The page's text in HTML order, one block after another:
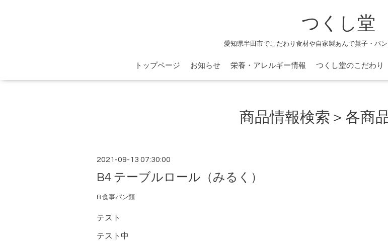
つくし堂
愛知県半田市でこだわり食材や自家製あんで菓子・パン
トップページ お知らせ 栄養・アレルギー情報 つくし堂のこだわり
商品情報検索＞各商
2021-09-13 07:30:00
B4 テーブルロール（みるく）
B 食事パン類
テスト
テスト中